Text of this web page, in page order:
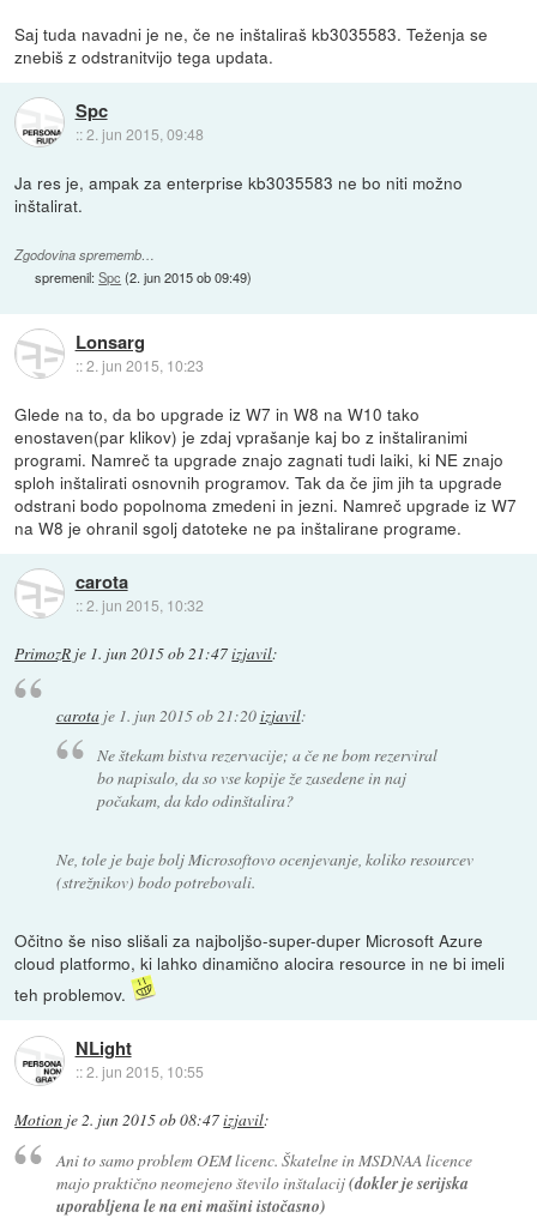
Saj tuda navadni je ne, če ne inštaliraš kb3035583. Teženja se
znebiš z odstranitvijo tega updata.
Spc
::2. jun 2015, 09:48
Ja res je, ampak za enterprise kb3035583 ne bo niti možno
inštalirat.
Zgodovina sprememb…
spremenil:Spc (2. jun 2015 ob 09:49)
Lonsarg
::2. jun 2015, 10:23
Glede na to, da bo upgrade iz W7 in W8 na W10 tako
enostaven(par klikov) je zdaj vprašanje kaj bo z inštaliranimi
programi. Namreč ta upgrade znajo zagnati tudi laiki, ki NE znajo
sploh inštalirati osnovnih programov. Tak da če jim jih ta upgrade
odstrani bodo popolnoma zmedeni in jezni. Namreč upgrade iz W7
na W8 je ohranil sgolj datoteke ne pa inštalirane programe.
carota
::2. jun 2015, 10:32
PrimozR je 1. jun 2015 ob 21:47izjavil:
carotaje 1. jun 2015 ob 21:20izjavil:
Ne štekam bistva rezervacije; a če ne bom rezerviral
bo napisalo, da so vse kopije že zasedene in naj
počakam, da kdo odinštalira?
Ne, tole je baje bolj Microsoftovo ocenjevanje, koliko resourcev
(strežnikov) bodo potrebovali.
Očitno še niso slišali za najboljšo-super-duper Microsoft Azure
cloud platformo, ki lahko dinamično alocira resource in ne bi imeli
teh problemov.
NLight
::2. jun 2015, 10:55
Motion je2. jun 2015 ob 08:47izjavil:
Ani to samo problem OEM licenc. Škatelne in MSDNAA licence
majo praktično neomejeno število inštalacij(dokler je serijska
uporabljena le na eni mašini istočasno)